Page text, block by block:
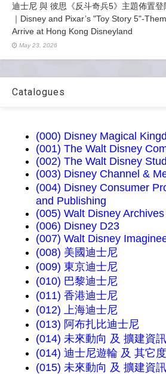
迪士尼 與 彼思《反斗奇兵5》主題佈置登
｜Disney and Pixar’s "Toy Story 5"-
Arrive at Hong Kong Disneyland
May 23, 2026
Catalogues
(000) Disney Magical
(001) The Walt Disney
(002) The Walt Disney
(003) Disney Channel &
(004) Disney Consumer
and Publishing
(005) Walt Disney Archives
(006) Disney D23
(007) Walt Disney
(008) 美國迪士尼
(009) 東京迪士尼
(010) 巴黎迪士尼
(011) 香港迪士尼
(012) 上海迪士尼
(013) 阿布扎比迪士尼
(014) 未來動向 及 擴建資訊
(014) 迪士尼遊輪 及 其它
(015) 未來動向 及 擴建資訊